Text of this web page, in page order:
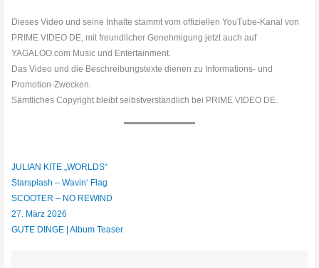
Dieses Video und seine Inhalte stammt vom offiziellen YouTube-Kanal von
PRIME VIDEO DE, mit freundlicher Genehmigung jetzt auch auf
YAGALOO.com Music und Entertainment.
Das Video und die Beschreibungstexte dienen zu Informations- und
Promotion-Zwecken.
Sämtliches Copyright bleibt selbstverständlich bei PRIME VIDEO DE.
JULIAN KITE „WORLDS“
Starsplash – Wavin‘ Flag
SCOOTER – NO REWIND
27. März 2026
GUTE DINGE | Album Teaser